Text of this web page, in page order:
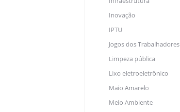
Inovação
IPTU
Jogos dos Trabalhadores
Limpeza pública
Lixo eletroeletrônico
Maio Amarelo
Meio Ambiente